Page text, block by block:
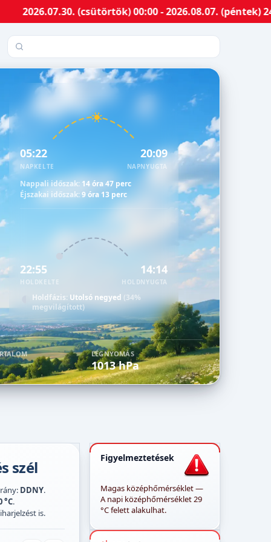
(csütörtök) 00:00 - 2026.08.07. (péntek) 24:00-ig
Település keresése
05:22
NAPKELTE
20:09
NAPNYUGTA
Nappali időszak: 14 óra 47 perc
Éjszakai időszak:9 óra 13 perc
22:55
HOLDKELTE
14:14
HOLDNYUGTA
Holdfázis: Utolsó negyed (34%
megvilágított)
LÉGNYOMÁS
1013 hPa
szél
DDNY.
°C.
is.
Figyelmeztetések
Magas középhőmérséklet —
A napi középhőmérséklet 29
°C felett alakulhat.